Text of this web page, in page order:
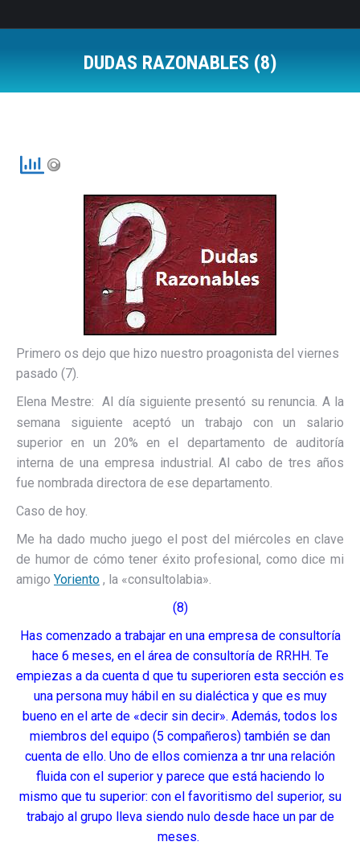
DUDAS RAZONABLES (8)
Primero os dejo que hizo nuestro proagonista del viernes
pasado (7).
Elena Mestre: Al día siguiente presentó su renuncia. A la
semana siguiente aceptó un trabajo con un salario
superior en un 20% en el departamento de auditoría
interna de una empresa industrial. Al cabo de tres años
fue nombrada directora de ese departamento.
Caso de hoy.
Me ha dado mucho juego el post del miércoles en clave
de humor de cómo tener éxito profesional, como dice mi
amigo Yoriento , la «consultolabia».
(8)
Has comenzado a trabajar en una empresa de consultoría
hace 6 meses, en el área de consultoría de RRHH. Te
empiezas a da cuenta d que tu superioren esta sección es
una persona muy hábil en su dialéctica y que es muy
bueno en el arte de «decir sin decir». Además, todos los
miembros del equipo (5 compañeros) también se dan
cuenta de ello. Uno de ellos comienza a tnr una relación
fluida con el superior y parece que está haciendo lo
mismo que tu superior: con el favoritismo del superior, su
trabajo al grupo lleva siendo nulo desde hace un par de
meses.